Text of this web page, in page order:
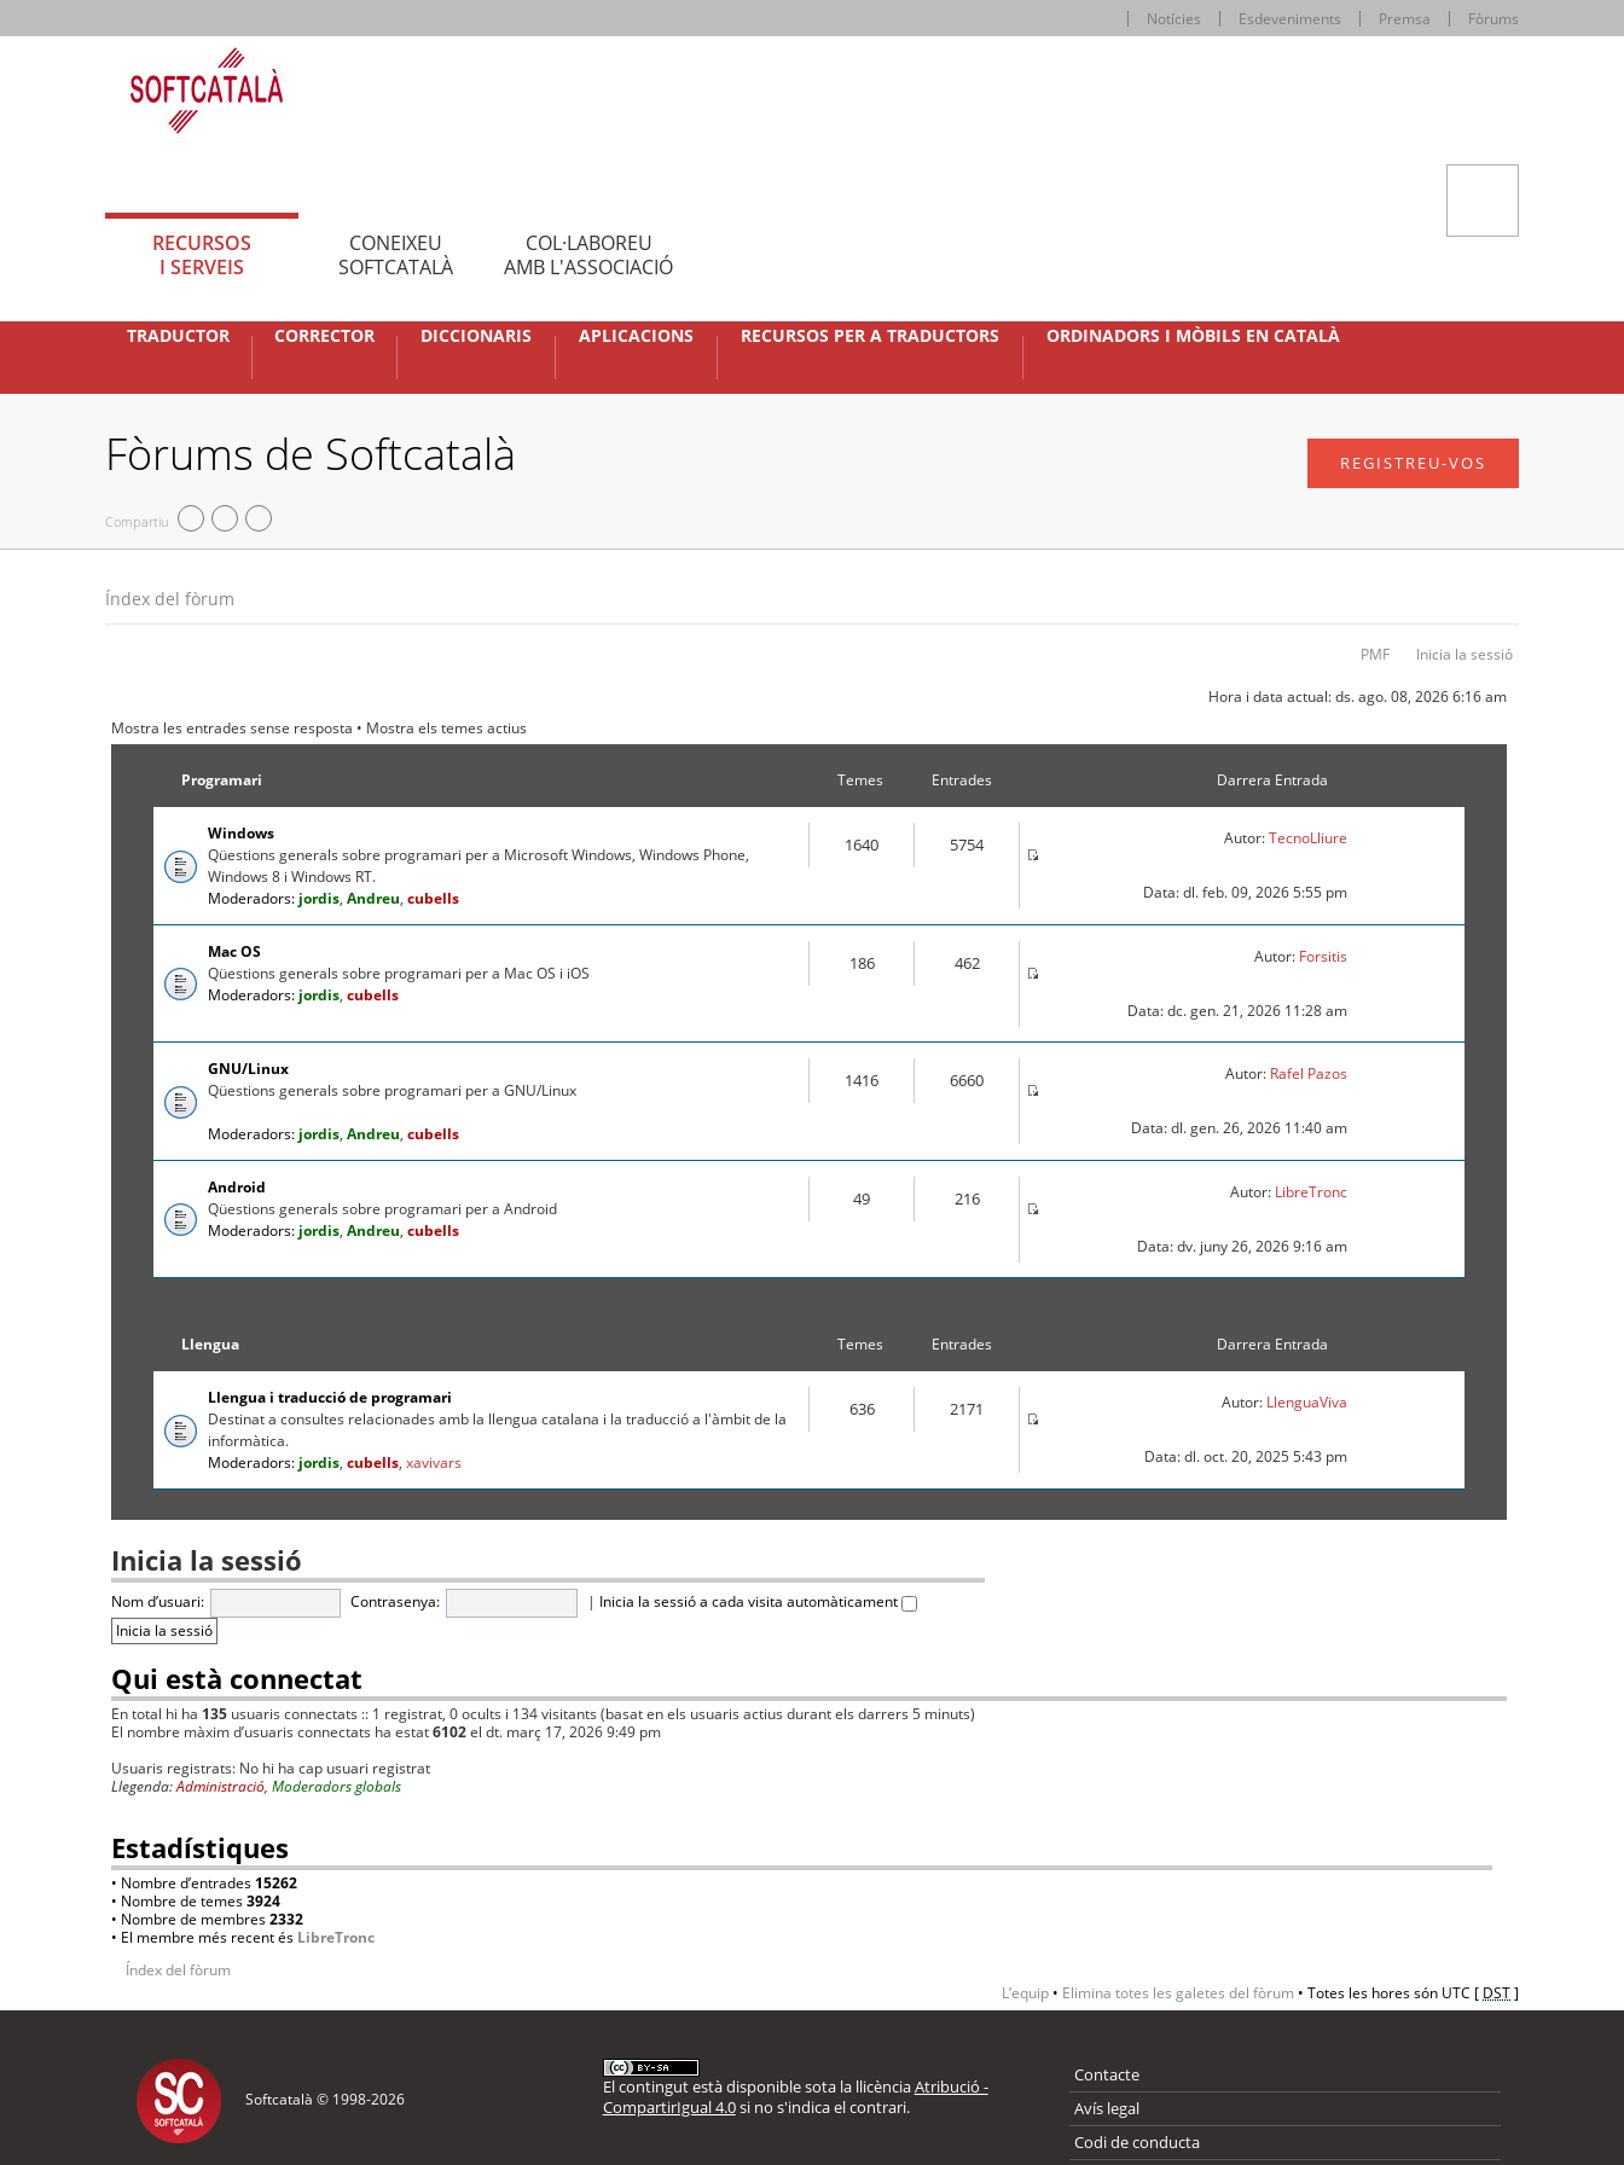
Notícies Esdeveniments Premsa Fòrums
RECURSOS
I SERVEIS
CONEIXEU
SOFTCATALÀ
COL·LABOREU
AMB L'ASSOCIACIÓ
TRADUCTOR CORRECTOR DICCIONARIS APLICACIONS RECURSOS PER A TRADUCTORS ORDINADORS I MÒBILS EN CATALÀ
Fòrums de Softcatalà
Compartiu
REGISTREU-VOS
Índex del fòrum
PMF Inicia la sessió
Hora i data actual: ds. ago. 08, 2026 6:16 am
Mostra les entrades sense resposta • Mostra els temes actius
Programari Temes Entrades Darrera Entrada
Windows
Qüestions generals sobre programari per a Microsoft Windows, Windows Phone,
Windows 8 i Windows RT.
Moderadors: jordis, Andreu, cubells
1640 5754 Autor:TecnoLliure
Data: dl. feb. 09, 2026 5:55 pm
Mac OS
Qüestions generals sobre programari per a Mac OS i iOS
Moderadors: jordis, cubells
186 462 Autor: Forsitis
Data: dc. gen. 21, 2026 11:28 am
GNU/Linux
Qüestions generals sobre programari per a GNU/Linux
Moderadors: jordis, Andreu, cubells
1416 6660 Autor: Rafel Pazos
Data: dl. gen. 26, 2026 11:40 am
Android
Qüestions generals sobre programari per a Android
Moderadors: jordis, Andreu, cubells
49 216 Autor: LibreTronc
Data: dv. juny 26, 2026 9:16 am
Llengua Temes Entrades Darrera Entrada
Llengua i traducció de programari
Destinat a consultes relacionades amb la llengua catalana i la traducció a l'àmbit de la
informàtica.
Moderadors: jordis, cubells, xavivars
636 2171 Autor: LlenguaViva
Data: dl. oct. 20, 2025 5:43 pm
Inicia la sessió
Nom d’usuari: Contrasenya: | Inicia la sessió a cada visita automàticament
Qui està connectat
En total hi ha 135 usuaris connectats :: 1 registrat, 0 ocults i 134 visitants (basat en els usuaris actius durant els darrers 5 minuts)
El nombre màxim d’usuaris connectats ha estat6102el dt. març 17, 2026 9:49 pm
Usuaris registrats: No hi ha cap usuari registrat
Llegenda:Administració, Moderadors globals
Estadístiques
• Nombre d’entrades 15262
• Nombre de temes3924
• Nombre de membres2332
• El membre més recent és LibreTronc
Índex del fòrum
L’equip • Elimina totes les galetes del fòrum • Totes les hores són UTC [ DST]
Softcatalà © 1998-2026
El contingut està disponible sota la llicènciaAtribució -
CompartirIgual 4.0si no s'indica el contrari.
Contacte
Avís legal
Codi de conducta